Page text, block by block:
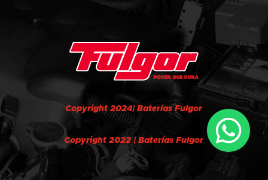
Copyright 2024| Baterías Fulgor
Copyright 2022 | Baterías Fulgor